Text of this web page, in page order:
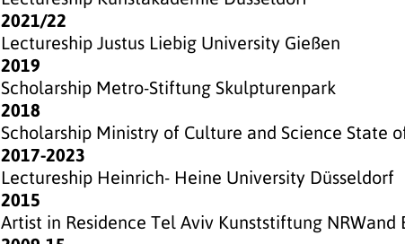
2021/22
Lectureship Justus Liebig University Gießen
2019
Scholarship Metro-Stiftung Skulpturenpark
2018
Scholarship Ministry of Culture and Science State
2017-2023
Lectureship Heinrich- Heine University Düsseldorf
2015
Artist in Residence Tel Aviv Kunststiftung NRWand